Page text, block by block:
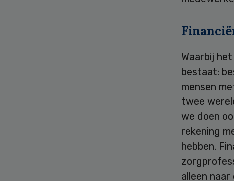
Waarbij
bestaat:
mensen
twee
we doen
rekening
hebben.
alleen